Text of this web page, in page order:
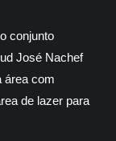
conjunto
José Nachef
área com
de lazer para